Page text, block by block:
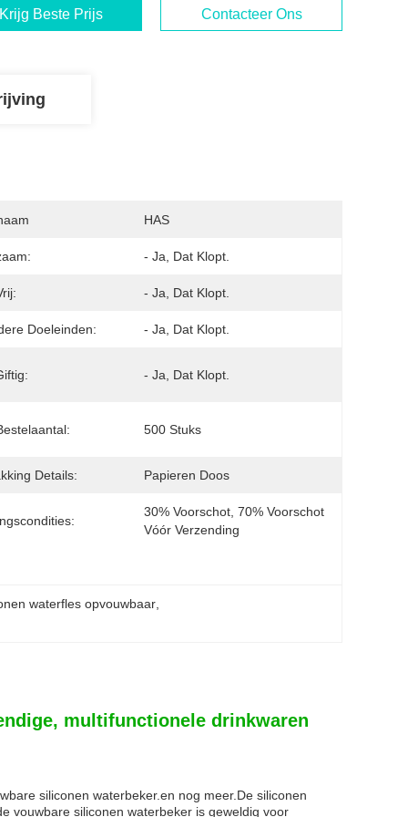
Krijg Beste Prijs Contacteer Ons
HAS
- Ja, Dat Klopt.
- Ja, Dat Klopt.
Doeleinden: - Ja, Dat Klopt.
- Ja, Dat Klopt.
500 Stuks
Details: Papieren Doos
30% Voorschot, 70% Voorschot
Vóór Verzending
waterfles opvouwbaar
multifunctionele drinkwaren
siliconen waterbeker.en nog meer.De siliconen
vouwbare siliconen waterbeker is geweldig voor